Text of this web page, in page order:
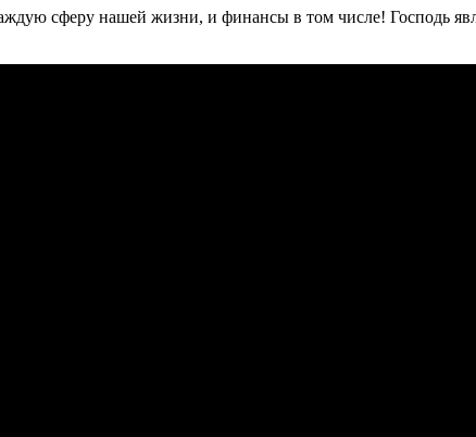
сферу нашей жизни, и финансы в том числе! Господь